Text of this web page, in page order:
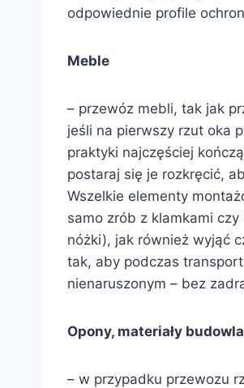
odpowiednie profile
Meble
– przewóz mebli, tak jak
jeśli na pierwszy rzut oka
praktyki najczęściej
postaraj się je rozkręcić,
Wszelkie elementy
samo zrób z klamkami
nóżki), jak również wyjąć
tak, aby podczas
nienaruszonym – bez
Opony, materiały
– w przypadku przewozu